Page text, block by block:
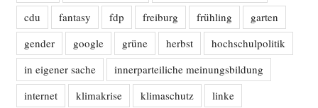
cdu
fantasy fdp freiburg frühling
garten
gender
google grüne herbst
hochschulpolitik
in eigener sache
innerparteiliche meinungsbildung
internet
klimakrise klimaschutz
linke